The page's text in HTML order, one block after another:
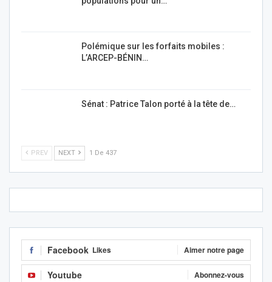
Polémique sur les forfaits mobiles :
L’ARCEP-BÉNIN…
Sénat : Patrice Talon porté à la tête de…
PREV NEXT 1 De 437
Facebook Likes Aimer notre page
Youtube Abonnez-vous